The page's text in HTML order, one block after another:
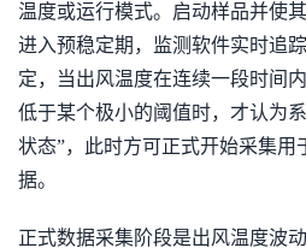
温度或运行模式。启动样品并使
进入预稳定期，监测软件实时追
定，当出风温度在连续一段时间
低于某个极小的阈值时，才认为
状态”，此时方可正式开始采集用
据。
正式数据采集阶段是出风温度波